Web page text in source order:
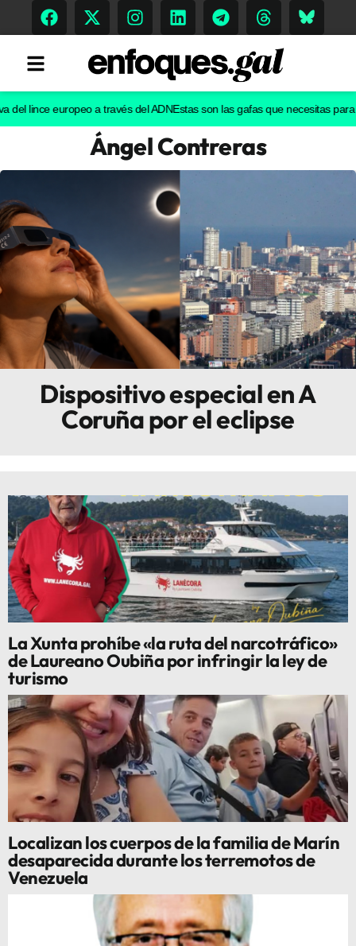
Gastronomía
Escenarios
Sostenibilidad
Innova
europeo a través del ADNEstas son las gafas que necesitas para ver
Ángel Contreras
Dispositivo especial en A
Coruña por el eclipse
La Xunta prohíbe «la ruta del narcotráfico»
de Laureano Oubiña por infringir la ley de
turismo
Localizan los cuerpos de la familia de Marín
desaparecida durante los terremotos de
Venezuela